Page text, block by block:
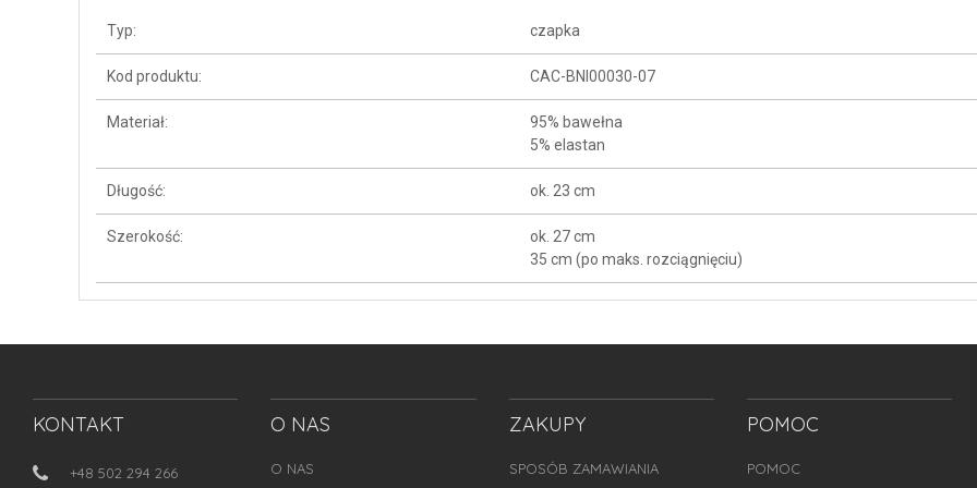
Typ: czapka
Kod produktu: CAC-BNI00030-07
Materiał:
95% bawełna
5% elastan
Długość: ok. 23 cm
Szerokość:
ok. 27 cm
35 cm (po maks. rozciągnięciu)
KONTAKT
+48 502 294 266
O NAS
O NAS
ZAKUPY
SPOSÓB ZAMAWIANIA
POMOC
POMOC